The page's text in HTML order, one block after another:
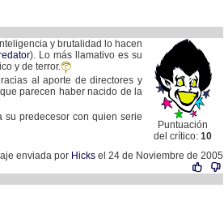
Puntuación
del crítico: 10
y brutalidad lo hacen
). Lo más llamativo es su
y de terror.
al aporte de directores y
parecen haber nacido de la
predecesor con quien serie
enviada por Hicks el 24 de Noviembre de 2005